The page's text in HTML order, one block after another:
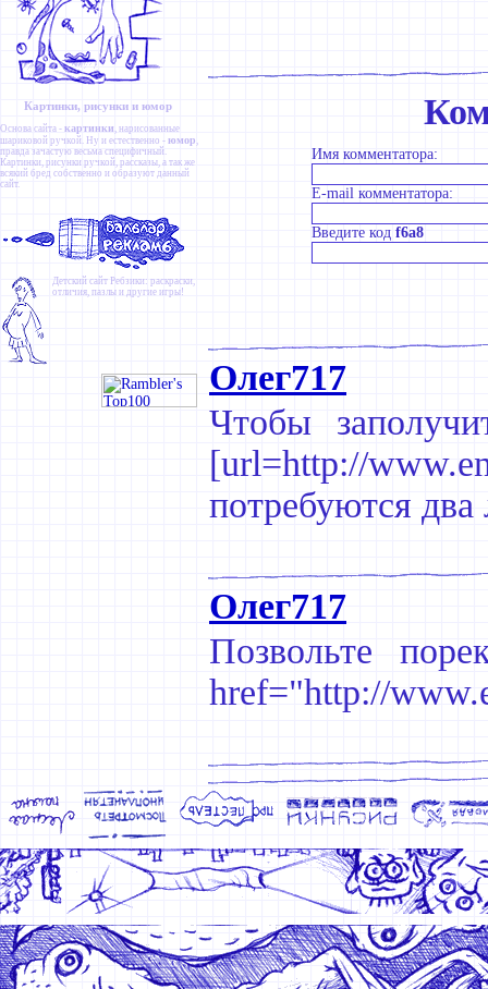
Картинки, рисунки и юмор
Основа сайта - картинки , нарисованные
шариковой ручкой. Ну и естественно - юмор ,
правда зачастую весьма специфичный.
Картинки, рисунки ручкой, рассказы, а так же
всякий бред собственно и образуют данный
сайт.
Детский сайт Ребзики: раскраски,
отличия, пазлы и другие игры!
Имя комментатора:
E-mail комментатора:
Введите код f6a8
Олег717
Чтобы
[url=http://
потребуются два
Олег717
Позвольте
href="http://